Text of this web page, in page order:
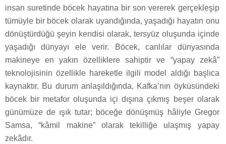
insan suretinde böcek hayatına bir son vererek gerçekleşip
tümüyle bir böcek olarak uyandığında, yaşadığı hayatın onu
dönüştürdüğü şeyin kendisi olarak, tersyüz oluşunda içinde
yaşadığı dünyayı ele verir. Böcek, canlılar dünyasında
makineye en yakın özelliklere sahiptir ve “yapay zekâ”
teknolojisinin özellikle hareketle ilgili model aldığı başlıca
kaynaktır. Bu durum anlaşıldığında, Kafka’nın öyküsündeki
böcek bir metafor oluşunda içi dışına çıkmış beşer olarak
günümüze de ışık tutar; böceğe dönüşmüş hâliyle Gregor
Samsa, “kâmil makine” olarak tekilliğe ulaşmış yapay
zekâdır.